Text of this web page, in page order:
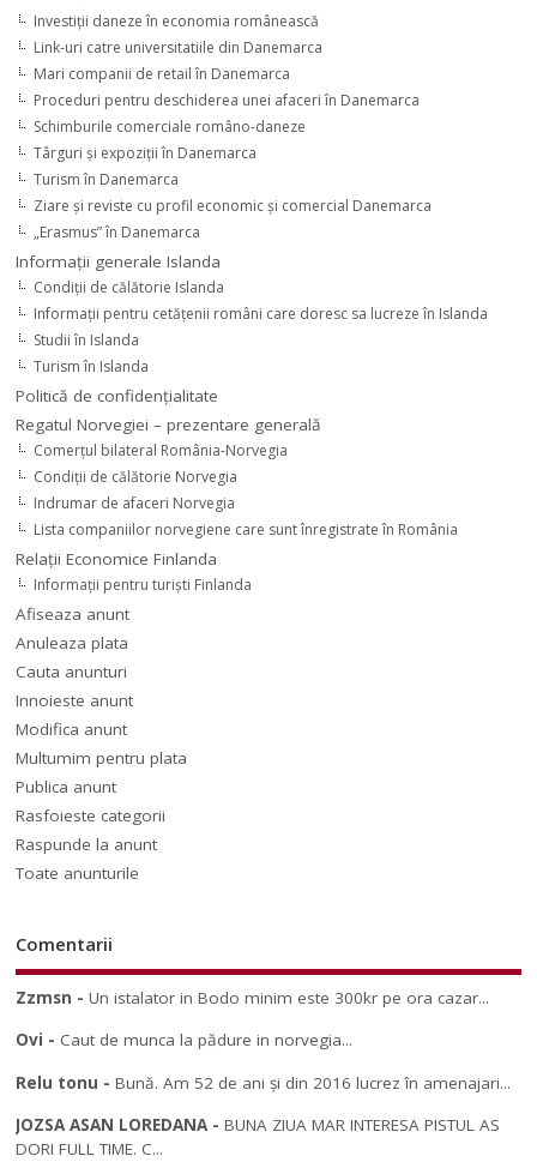
Investiţii daneze în economia românească
Link-uri catre universitatiile din Danemarca
Mari companii de retail în Danemarca
Proceduri pentru deschiderea unei afaceri în Danemarca
Schimburile comerciale româno-daneze
Târguri şi expoziţii în Danemarca
Turism în Danemarca
Ziare şi reviste cu profil economic şi comercial Danemarca
„Erasmus” în Danemarca
Informaţii generale Islanda
Condiţii de călătorie Islanda
Informaţii pentru cetăţenii români care doresc sa lucreze în Islanda
Studii în Islanda
Turism în Islanda
Politică de confidențialitate
Regatul Norvegiei – prezentare generală
Comerţul bilateral România-Norvegia
Condiții de călătorie Norvegia
Indrumar de afaceri Norvegia
Lista companiilor norvegiene care sunt înregistrate în România
Relaţii Economice Finlanda
Informaţii pentru turişti Finlanda
Afiseaza anunt
Anuleaza plata
Cauta anunturi
Innoieste anunt
Modifica anunt
Multumim pentru plata
Publica anunt
Rasfoieste categorii
Raspunde la anunt
Toate anunturile
Comentarii
Zzmsn -Un istalator in Bodo minim este 300kr pe ora cazar...
Ovi - Caut de munca la pădure in norvegia...
Relu tonu -Bună. Am 52 de ani și din 2016 lucrez în amenajari...
JOZSA ASAN LOREDANA-BUNA ZIUA MAR INTERESA PISTUL AS
DORI FULL TIME. C...